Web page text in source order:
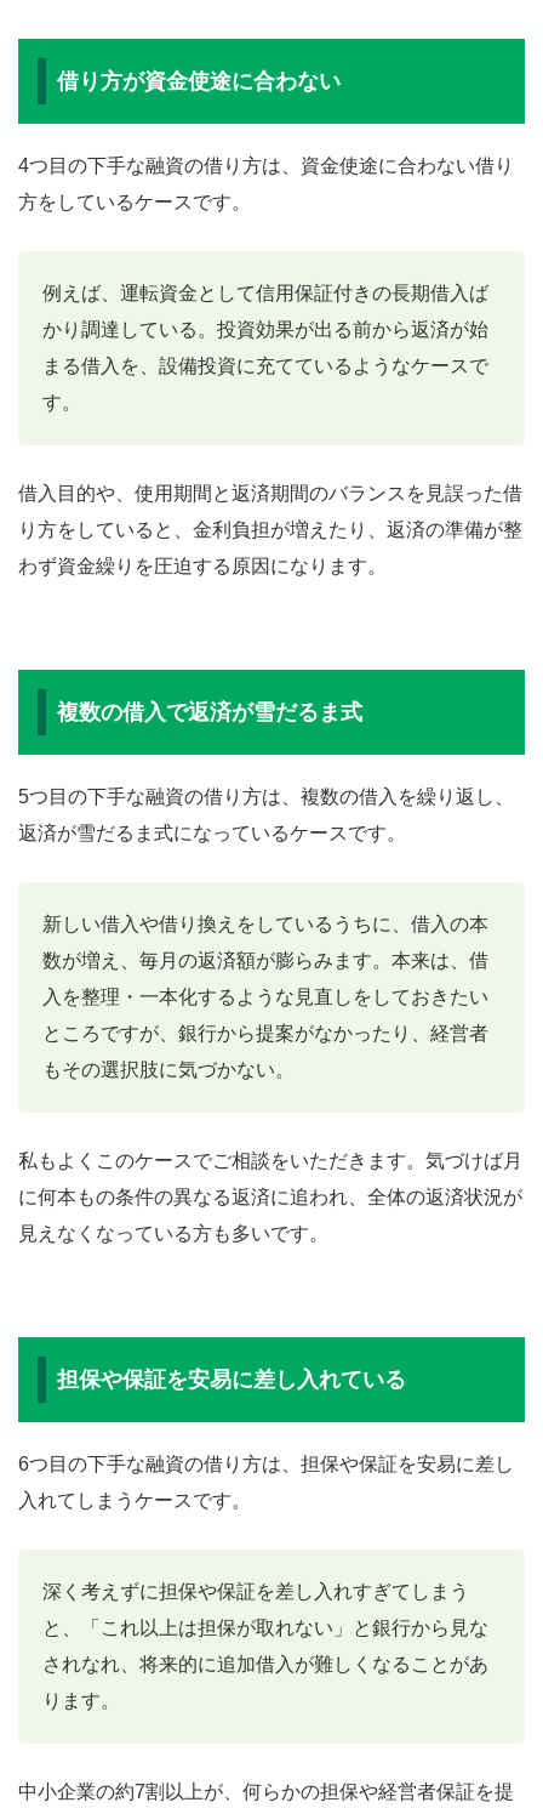
借り方が資金使途に合わない
4つ目の下手な融資の借り方は、資金使途に合わない借り
方をしているケースです。
例えば、運転資金として信用保証付きの長期借入ば
かり調達している。投資効果が出る前から返済が始
まる借入を、設備投資に充てているようなケースで
す。
借入目的や、使用期間と返済期間のバランスを見誤った借
り方をしていると、金利負担が増えたり、返済の準備が整
わず資金繰りを圧迫する原因になります。
複数の借入で返済が雪だるま式
5つ目の下手な融資の借り方は、複数の借入を繰り返し、
返済が雪だるま式になっているケースです。
新しい借入や借り換えをしているうちに、借入の本
数が増え、毎月の返済額が膨らみます。本来は、借
入を整理・一本化するような見直しをしておきたい
ところですが、銀行から提案がなかったり、経営者
もその選択肢に気づかない。
私もよくこのケースでご相談をいただきます。気づけば月
に何本もの条件の異なる返済に追われ、全体の返済状況が
見えなくなっている方も多いです。
担保や保証を安易に差し入れている
6つ目の下手な融資の借り方は、担保や保証を安易に差し
入れてしまうケースです。
深く考えずに担保や保証を差し入れすぎてしまう
と、「これ以上は担保が取れない」と銀行から見な
されなれ、将来的に追加借入が難しくなることがあ
ります。
中小企業の約7割以上が、何らかの担保や経営者保証を提